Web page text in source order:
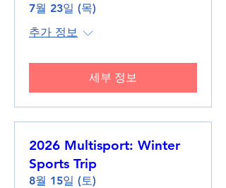
7월 23일 (목)
추가 정보
세부 정보
2026 Multisport: Winter
Sports Trip
8월 15일 (토)